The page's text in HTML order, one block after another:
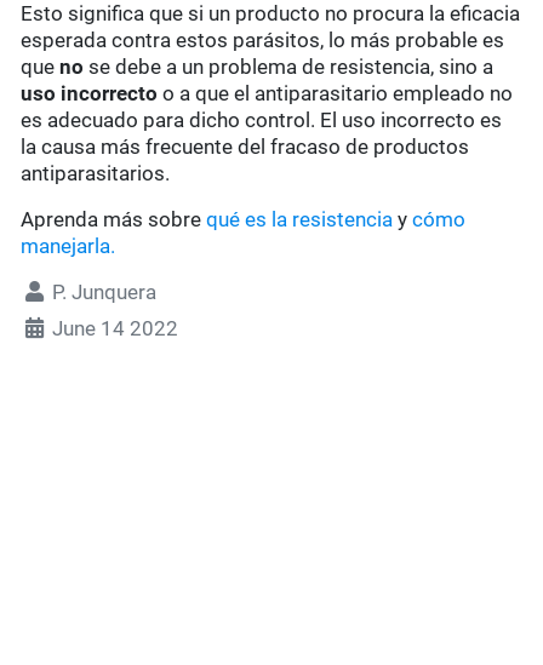
Esto significa que si un producto no procura la eficacia
esperada contra estos parásitos, lo más probable es
queno se debe a un problema de resistencia, sino a
uso incorrecto o a que el antiparasitario empleado no
es adecuado para dicho control. El uso incorrecto es
la causa más frecuente del fracaso de productos
antiparasitarios.
Aprenda más sobrequé es la resistencia ycómo
manejarla.
P. Junquera
June 14 2022